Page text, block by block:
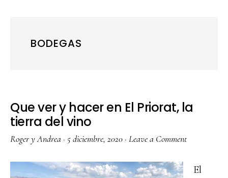
BODEGAS
Que ver y hacer en El Priorat, la
tierra del vino
Roger y Andrea · 5 diciembre, 2020 · Leave a Comment
El